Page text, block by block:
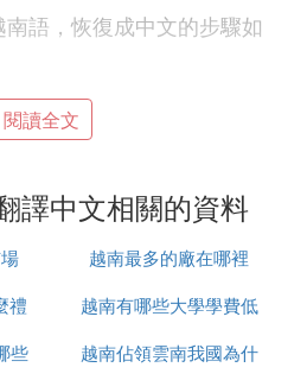
語，恢復成中文的步驟如
「語言和輸入法」相關選
，點擊進入「語言」。
文（簡體）」進行切換。
試尋找「English」或「Tiến
「English」對應的中文選
閱讀全文
譯中文相關的資料
越南最多的廠在哪裡
禮
越南有哪些大學學費低
些
越南佔領雲南我國為什